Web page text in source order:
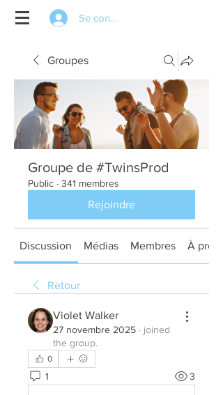
Se connecter
Groupes
Groupe de #TwinsProd
Public · 341 membres
Rejoindre
Discussion Médias Membres À
Retour
Violet Walker
27 novembre 2025 · joined
the group.
0
1 3